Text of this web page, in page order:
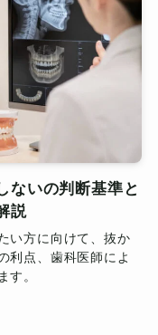
ないの判断基準と
説
い方に向けて、抜か
利点、歯科医師によ
す。